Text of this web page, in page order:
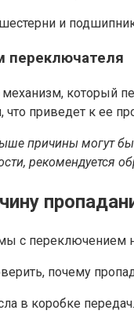
и
переключателя
который
приведет к ее
причины могут
рекомендуется
с переключением
почему
в коробке